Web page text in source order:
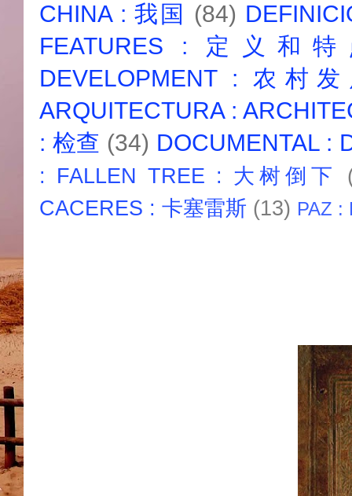
CHINA : 我国 (84)
FEATURES : 定义和
DEVELOPMENT : 农村
ARQUITECTURA :
: 检查 (34) DOCUMENTAL :
: FALLEN TREE : 大树倒下
CACERES : 卡塞雷斯 (13) PAZ :